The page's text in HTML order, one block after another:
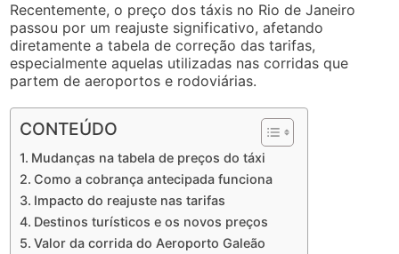
Recentemente, o preço dos táxis no Rio de Janeiro
passou por um reajuste significativo, afetando
diretamente a tabela de correção das tarifas,
especialmente aquelas utilizadas nas corridas que
partem de aeroportos e rodoviárias.
CONTEÚDO
Mudanças na tabela de preços do táxi
Como a cobrança antecipada funciona
Impacto do reajuste nas tarifas
Destinos turísticos e os novos preços
Valor da corrida do Aeroporto Galeão